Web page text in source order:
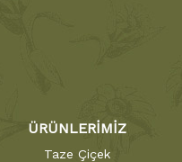
ÜRÜNLERİMİZ
Taze Çiçek